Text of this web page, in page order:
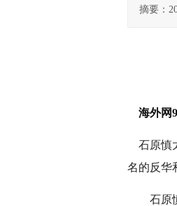
摘要：
海外网
石原慎
名的反华
石原慎